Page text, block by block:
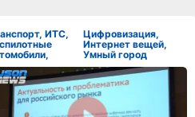
Цифровизация,
Интернет вещей,
Умный город